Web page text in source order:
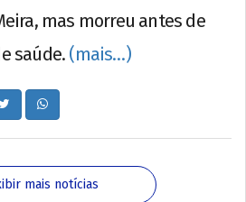
mas morreu antes de
saúde. (mais…)
mais notícias